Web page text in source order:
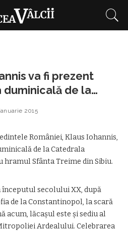
va fi prezent
de la
Ortodoxă din
2015
României, Klaus Iohannis,
de la Catedrala
Sfânta Treime din Sibiu.
secolului XX, după
de la Constantinopol, la scară
acum, lăcașul este și sediu al
Ardealului. Celebrarea